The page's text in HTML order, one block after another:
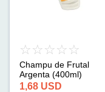
Champu de Frutal
Argenta (400ml)
1,68 USD